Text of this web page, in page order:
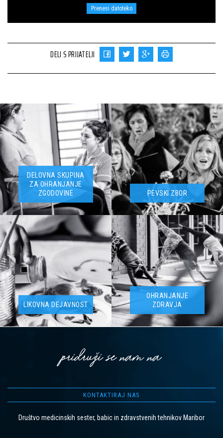
Prenesi datoteko
DELI S PRIJATELJI
DELOVNA SKUPINA
ZA OHRANJANJE
ZGODOVINE
PEVSKI ZBOR
LIKOVNA DEJAVNOST
OHRANJANJE
ZDRAVJA
pridruži se nam na
KONTAKTIRAJ NAS
Društvo medicinskih sester, babic in zdravstvenih tehnikov Maribor